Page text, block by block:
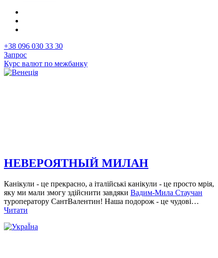
+38 096 030 33 30
Запрос
Курс валют по межбанку
НЕВЕРОЯТНЫЙ МИЛАН
Канікули - це прекрасно, а італійські канікули - це просто мрія,
яку ми мали змогу здійснити завдяки Вадим-Мила Стаучан
туроператору СантВалентин! Наша подорож - це чудові…
Читати